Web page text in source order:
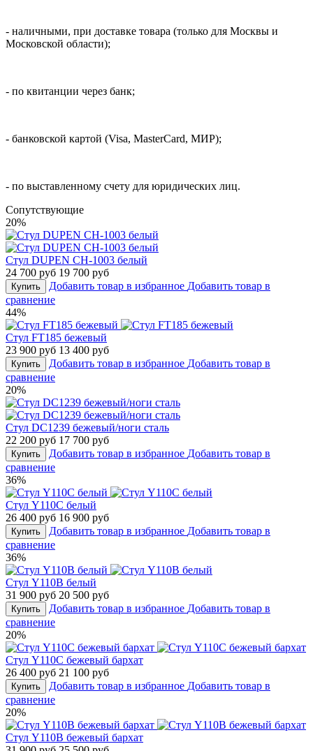
- наличными, при доставке товара (только для Москвы и
Московской области);
- по квитанции через банк;
- банковской картой (Visa, MasterCard, МИР);
- по выставленному счету для юридических лиц.
Cопутствующие
20%
Стул DUPEN CH-1003 белый
24 700 руб 19 700 руб
Купить Добавить товар в избранное Добавить товар в
сравнение
44%
Стул FT185 бежевый
23 900 руб 13 400 руб
Купить Добавить товар в избранное Добавить товар в
сравнение
20%
Стул DC1239 бежевый/ноги сталь
22 200 руб 17 700 руб
Купить Добавить товар в избранное Добавить товар в
сравнение
36%
Стул Y110C белый
26 400 руб 16 900 руб
Купить Добавить товар в избранное Добавить товар в
сравнение
36%
Стул Y110B белый
31 900 руб 20 500 руб
Купить Добавить товар в избранное Добавить товар в
сравнение
20%
Стул Y110С бежевый бархат
26 400 руб 21 100 руб
Купить Добавить товар в избранное Добавить товар в
сравнение
20%
Стул Y110B бежевый бархат